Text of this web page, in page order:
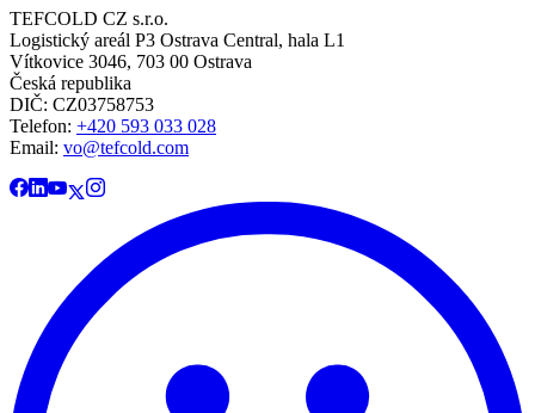
TEFCOLD CZ s.r.o.
Logistický areál P3 Ostrava Central, hala L1
Vítkovice 3046, 703 00 Ostrava
Česká republika
DIČ: CZ03758753​​​​​​
Telefon: +420 593 033 028
Email: vo@tefcold.com